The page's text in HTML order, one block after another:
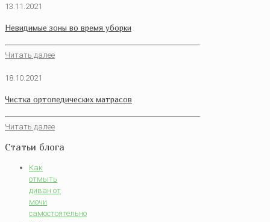
13.11.2021
Невидимые зоны во время уборки
Читать далее
18.10.2021
Чистка ортопедических матрасов
Читать далее
Статьи блога
Как
отмыть
диван от
мочи
самостоятельно